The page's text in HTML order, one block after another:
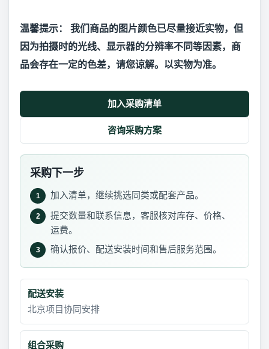
温馨提示： 我们商品的图片颜色已尽量接近实物，但
因为拍摄时的光线、显示器的分辨率不同等因素，商
品会存在一定的色差，请您谅解。以实物为准。
加入采购清单
咨询采购方案
采购下一步
1 加入清单，继续挑选同类或配套产品。
2
提交数量和联系信息，客服核对库存、价格、
运费。
3 确认报价、配送安装时间和售后服务范围。
配送安装
北京项目协同安排
组合采购